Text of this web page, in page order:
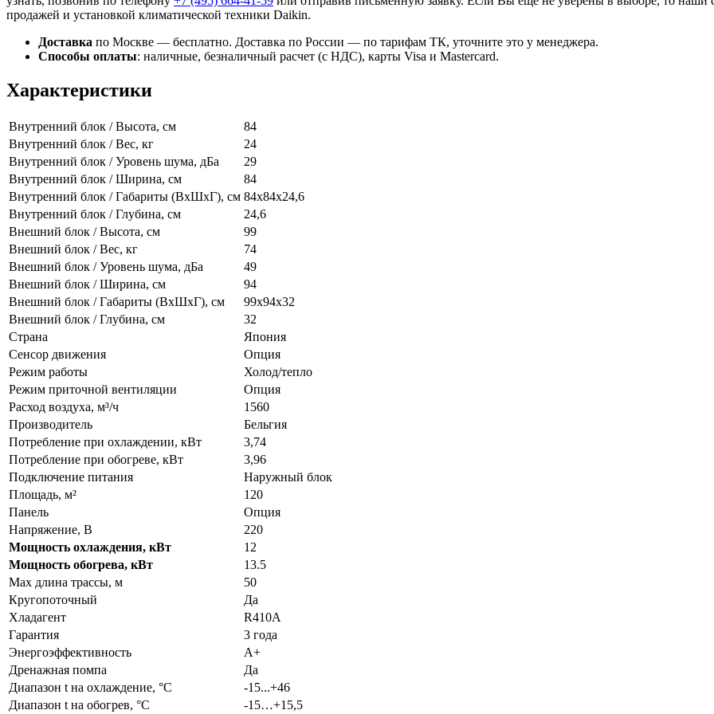
продажей и установкой климатической техники Daikin.
Доставка по Москве — бесплатно. Доставка по России — по тарифам ТК, уточните это у менеджера.
Способы оплаты: наличные, безналичный расчет (с НДС), карты Visa и Mastercard.
Характеристики
Внутренний блок / Высота, см
84
Внутренний блок / Вес, кг
24
Внутренний блок / Уровень шума, дБа
29
Внутренний блок / Ширина, см
84
Внутренний блок / Габариты (ВхШхГ), см 84x84х24,6
Внутренний блок / Глубина, см
24,6
Внешний блок / Высота, см
99
Внешний блок / Вес, кг
74
Внешний блок / Уровень шума, дБа
49
Внешний блок / Ширина, см
94
Внешний блок / Габариты (ВхШхГ), см
99x94x32
Внешний блок / Глубина, см
32
Страна
Япония
Сенсор движения
Опция
Режим работы
Холод/тепло
Режим приточной вентиляции
Опция
Расход воздуха, м³/ч
1560
Производитель
Бельгия
Потребление при охлаждении, кВт
3,74
Потребление при обогреве, кВт
3,96
Подключение питания
Наружный блок
Площадь, м²
120
Панель
Опция
Напряжение, В
220
Мощность охлаждения, кВт
12
Мощность обогрева, кВт
13.5
Max длина трассы, м
50
Кругопоточный
Да
Хладагент
R410A
Гарантия
3 года
Энергоэффективность
A+
Дренажная помпа
Да
Диапазон t на охлаждение, °С
-15...+46
Диапазон t на обогрев, °С
-15…+15,5